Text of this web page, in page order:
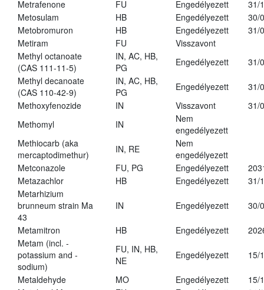
Metrafenone
FU Engedélyezett
31/
Metosulam
HB Engedélyezett
30/
Metobromuron
HB Engedélyezett
31/
Metiram
FU
Visszavont
Methyl octanoate
(CAS 111-11-5)
IN, AC, HB,
PG
Engedélyezett
31/
Methyl decanoate
(CAS 110-42-9)
IN, AC, HB,
PG
Engedélyezett
31/
Methoxyfenozide
IN Visszavont
31/
Methomyl
IN
Nem
engedélyezett
Methiocarb (aka
mercaptodimethur)
IN, RE
Nem
engedélyezett
Metconazole
FU, PG Engedélyezett
Metazachlor
HB Engedélyezett
31/
Metarhizium
brunneum strain Ma
43
IN Engedélyezett 30/
Metamitron HB Engedélyezett
Metam (incl. -
potassium and -
sodium)
FU, IN, HB,
NE
Engedélyezett 15/
Metaldehyde MO Engedélyezett
15/